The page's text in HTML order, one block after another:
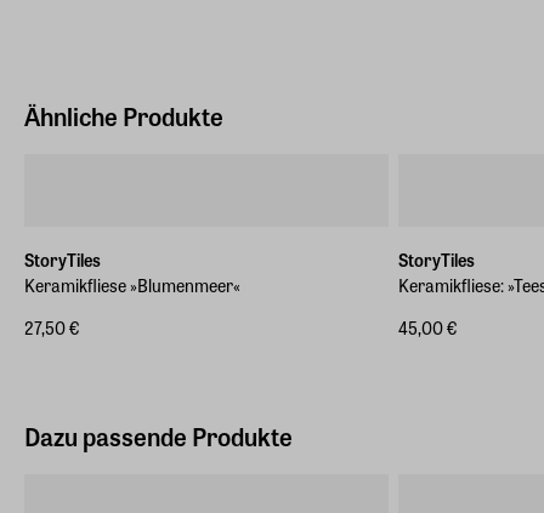
Ähnliche Produkte
StoryTiles
Keramikfliese »Blumenmeer«
27,50 €
StoryTiles
Keramikfliese:
45,00 €
Dazu passende Produkte